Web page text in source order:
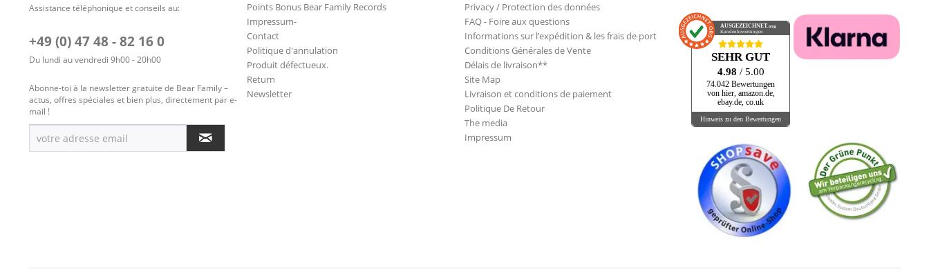
Assistance téléphonique et conseils au:
+49 (0) 47 48 - 82 16 0
Du lundi au vendredi 9h00 - 20h00
Abonne-toi à la newsletter gratuite de Bear Family –
actus, offres spéciales et bien plus, directement par e-
mail !
Points Bonus Bear Family Records
Impressum-
Contact
Politique d'annulation
Produit défectueux.
Return
Newsletter
Privacy / Protection des données
FAQ - Foire aux questions
Informations sur l’expédition & les frais de port
Conditions Générales de Vente
Délais de livraison**
Site Map
Livraison et conditions de paiement
Politique De Retour
The media
Impressum
AUSGEZEICHNET .org
Kundenbewertungen
SEHR GUT
4.98 / 5.00
74.042 Bewertungen
von hier, amazon.de,
ebay.de, co.uk
Hinweis zu den Bewertungen